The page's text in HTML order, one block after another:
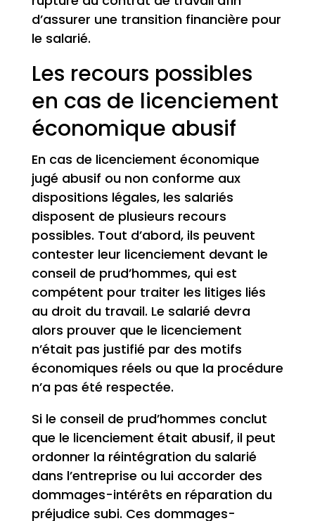
d’assurer une transition financière pour
le salarié.
Les recours possibles
en cas de licenciement
économique abusif
En cas de licenciement économique
jugé abusif ou non conforme aux
dispositions légales, les salariés
disposent de plusieurs recours
possibles. Tout d’abord, ils peuvent
contester leur licenciement devant le
conseil de prud’hommes, qui est
compétent pour traiter les litiges liés
au droit du travail. Le salarié devra
alors prouver que le licenciement
n’était pas justifié par des motifs
économiques réels ou que la procédure
n’a pas été respectée.
Si le conseil de prud’hommes conclut
que le licenciement était abusif, il peut
ordonner la réintégration du salarié
dans l’entreprise ou lui accorder des
dommages-intérêts en réparation du
préjudice subi. Ces dommages-